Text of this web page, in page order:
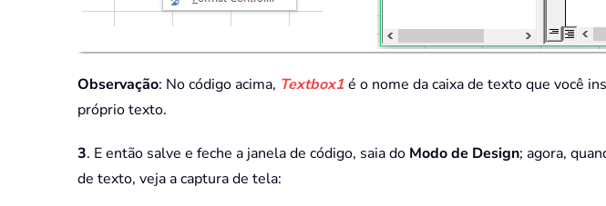
Observação: No código acima, Textbox1 é o nome da caixa de texto que você
próprio texto.
3. E então salve e feche a janela de código, saia do Modo de Design; agora,
de texto, veja a captura de tela: